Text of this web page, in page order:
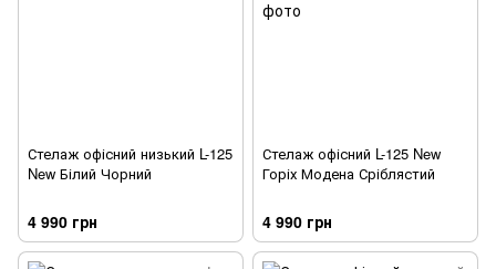
Стелаж офісний низький L-125
New Білий Чорний
4 990 грн
Стелаж офісний L-125 New
Горіх Модена Сріблястий
4 990 грн